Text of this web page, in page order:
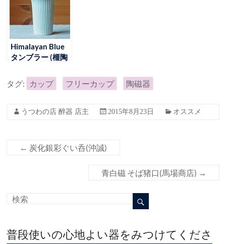
Himalayan Blue
タンブラー (榧陶
タグ: カップ フリーカップ 陶磁器
うつわの店 醉器 店主 2015年8月23日 オススメ
← 炭化銀彩ぐい呑(沖誠)
青白磁 そば猪口(馬場商店) →
普段使いの心地よい器をみつけてくださ